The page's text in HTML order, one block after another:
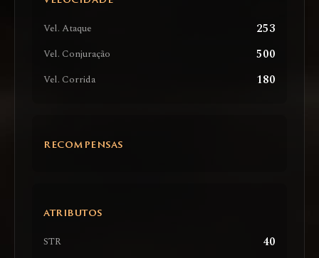
Vel. Ataque 253
Vel. Conjuração 500
Vel. Corrida 180
RECOMPENSAS
ATRIBUTOS
STR 40